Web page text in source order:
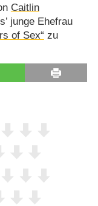
Caitlin
junge Ehefrau
of Sex“ zu